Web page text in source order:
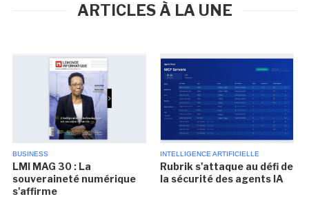
ARTICLES À LA UNE
BUSINESS
LMI MAG 30 : La
souveraineté numérique
s'affirme
INTELLIGENCE ARTIFICIELLE
Rubrik s'attaque au défi de
la sécurité des agents IA